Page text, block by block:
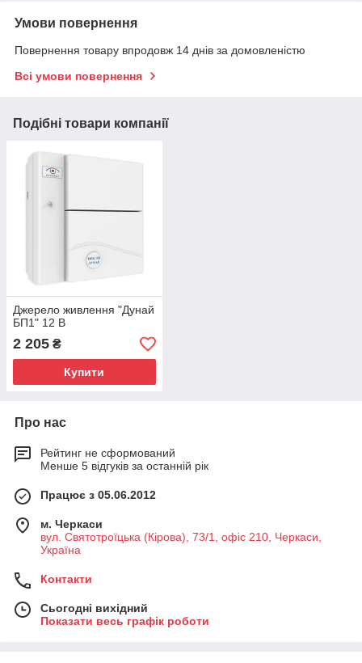
Умови повернення
Повернення товару впродовж 14 днів за домовленістю
Всі умови повернення
Подібні товари компанії
Джерело живлення "Дунай
БП1" 12 В
2 205 ₴
Купити
Про нас
Рейтинг не сформований
Менше 5 відгуків за останній рік
Працює з 05.06.2012
м. Черкаси
вул. Святотроїцька (Кірова), 73/1, офіс 210, Черкаси,
Україна
Контакти
Сьогодні вихідний
Показати весь графік роботи